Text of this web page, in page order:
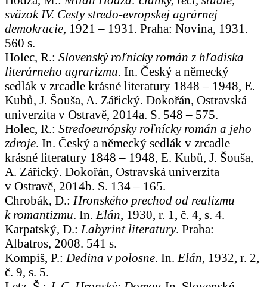
sväzok IV. Cesty stredo-evropskej agrárnej
demokracie, 1921 – 1931. Praha: Novina, 1931.
560 s.
Holec, R.: Slovenský roľnícky román z hľadiska
literárneho agrarizmu. In. Český a německý
sedlák v zrcadle krásné literatury 1848 – 1948, E.
Kubů, J. Šouša, A. Zářický. Dokořán, Ostravská
univerzita v Ostravě, 2014a. S. 548 – 575.
Holec, R.: Stredoeurópsky roľnícky román a jeho
zdroje. In. Český a německý sedlák v zrcadle
krásné literatury 1848 – 1948, E. Kubů, J. Šouša,
A. Zářický. Dokořán, Ostravská univerzita
v Ostravě, 2014b. S. 134 – 165.
Chrobák, D.: Hronského prechod od realizmu
k romantizmu. In. Elán, 1930, r. 1, č. 4, s. 4.
Karpatský, D.: Labyrint literatury. Praha:
Albatros, 2008. 541 s.
Kompiš, P.: Dedina v polosne. In. Elán, 1932, r. 2,
č. 9, s. 5.